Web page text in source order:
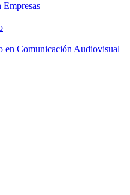
Empresas
en Comunicación Audiovisual